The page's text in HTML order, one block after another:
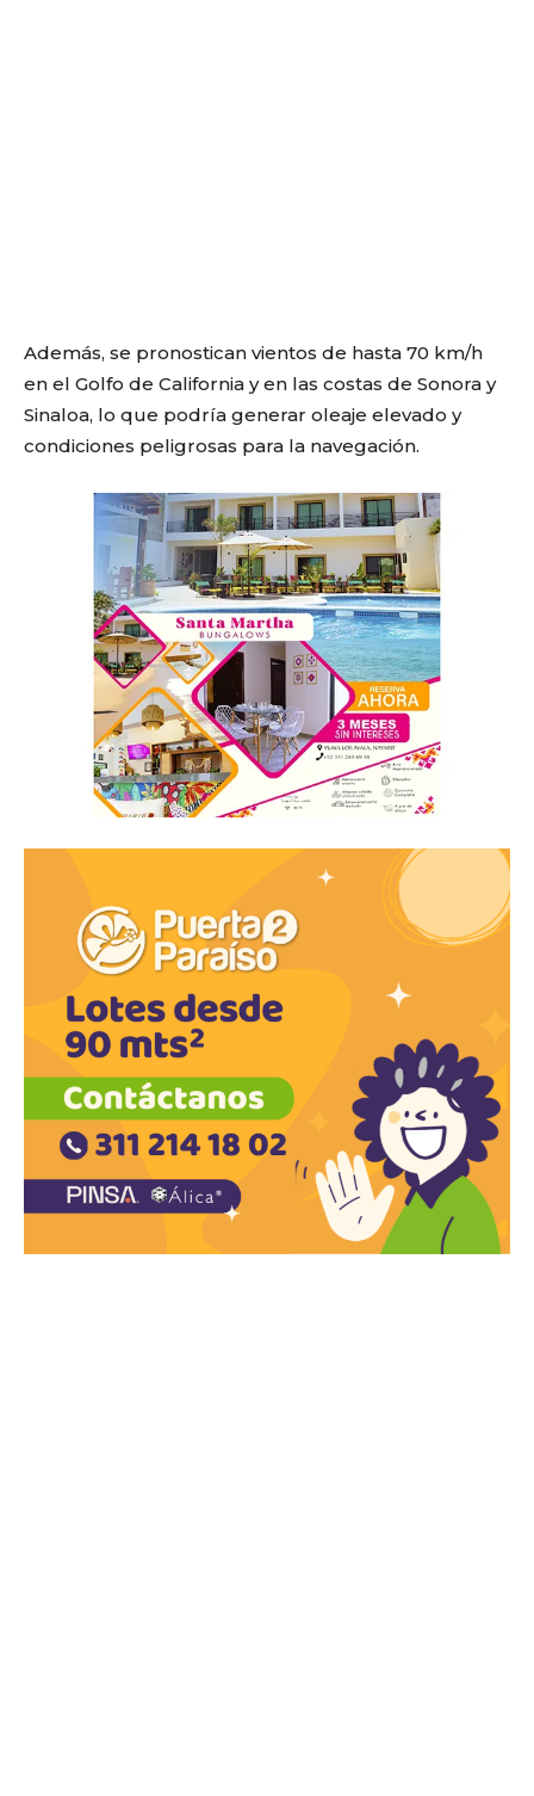
Además, se pronostican vientos de hasta 70 km/h
en el Golfo de California y en las costas de Sonora y
Sinaloa, lo que podría generar oleaje elevado y
condiciones peligrosas para la navegación.